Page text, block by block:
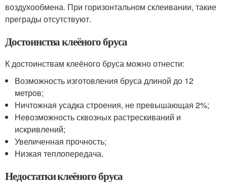
воздухообмена. При горизонтальном склеивании, такие
преграды отсутствуют.
Достоинства клеёного бруса
К достоинствам клеёного бруса можно отнести:
Возможность изготовления бруса длиной до 12
метров;
Ничтожная усадка строения, не превышающая 2%;
Невозможность сквозных растрескиваний и
искривлений;
Увеличенная прочность;
Низкая теплопередача.
Недостатки клеёного бруса